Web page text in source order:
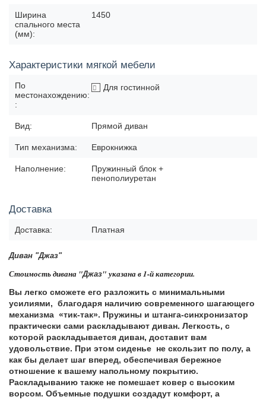
Ширина
спального места
(мм):
1450
Характеристики мягкой мебели
По
местонахождению:
:
Для гостинной
Вид: Прямой диван
Тип механизма: Еврокнижка
Наполнение:
Пружинный блок +
пенополиуретан
Доставка
Доставка: Платная
Диван "Джаз"
Стоимость дивана "Джаз" указана в 1-й категории.
Вы легко сможете его разложить с минимальными
усилиями, благодаря наличию современного шагающего
механизма «тик-так». Пружины и штанга-синхронизатор
практически сами раскладывают диван. Легкость, с
которой раскладывается диван, доставит вам
удовольствие. При этом сиденье не скользит по полу, а
как бы делает шаг вперед, обеспечивая бережное
отношение к вашему напольному покрытию.
Раскладыванию также не помешает ковер с высоким
ворсом. Объемные подушки создадут комфорт, а